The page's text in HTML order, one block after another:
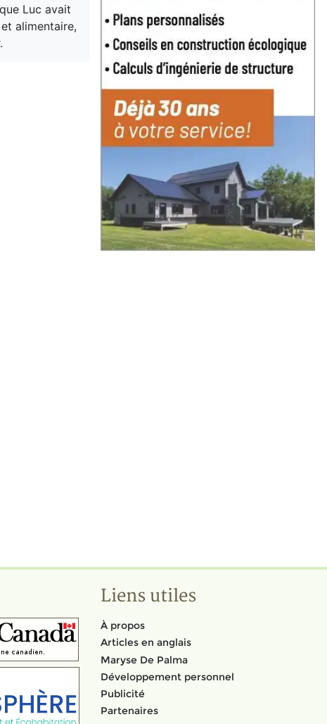
Luc avait
alimentaire,
Liens utiles
À propos
Articles en anglais
Maryse De Palma
Développement personnel
Publicité
Partenaires